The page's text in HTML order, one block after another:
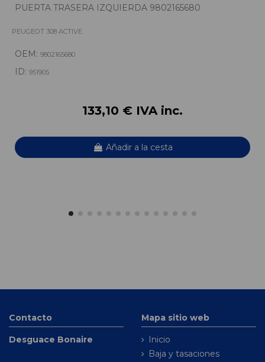
PUERTA TRASERA IZQUIERDA 9802165680
PEUGEOT 308 ACTIVE
OEM: 9802165680
ID: 951905
133,10 € IVA inc.
Añadir a la cesta
Contacto
Desguace Bonaire
Mapa sitio web
Inicio
Baja y tasaciones